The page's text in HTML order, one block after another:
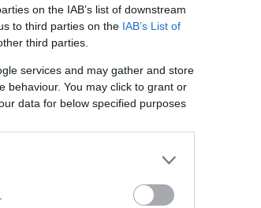
on the IAB’s list of downstream
to third parties on the IAB’s List of
third parties.
services and may gather and store
behaviour. You may click to grant or
data for below specified purposes